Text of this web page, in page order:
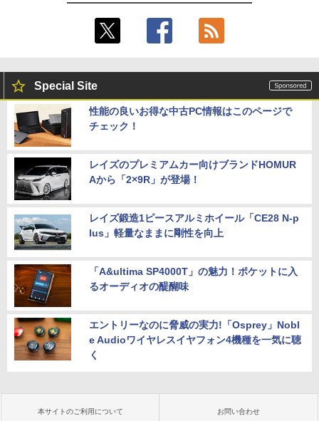
Special Site
性能の良いお得な中古PC情報はこのページで
チェック！
レイズのプレミアムカー向けブランドHOMUR
Aから「2×9R」が登場！
レイズ鍛造1ピースアルミホイール「CE28 N-p
lus」軽量なままに剛性を向上
「A&ultima SP4000T」の魅力！ポケットに入
るオーディオの醍醐味
エントリーなのに脅威の実力!「Osprey」Nobl
e Audioワイヤレスイヤフォン4機種を一気に聴
く
本サイトのご利用について お問い合わせ